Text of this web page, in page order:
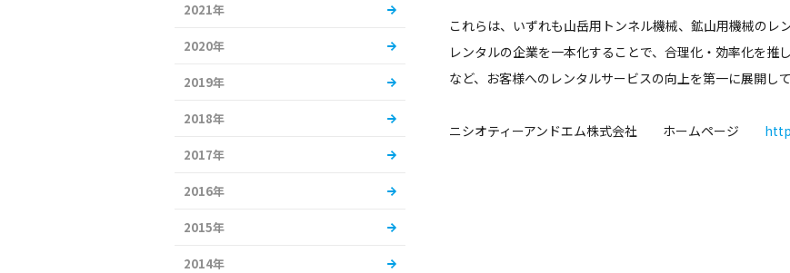
これらは、いずれも山岳用トンネル機械、鉱山用機械のレ
レンタルの企業を一本化することで、合理化・効率化を
など、お客様へのレンタルサービスの向上を第一に展開して
ニシオティーアンドエム株式会社 ホームページ
2021年
2020年
2019年
2018年
2017年
2016年
2015年
2014年